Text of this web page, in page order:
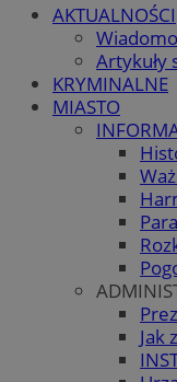
AKTUALNOŚCI
Artykuły
KRYMINALNE
MIASTO
Jak